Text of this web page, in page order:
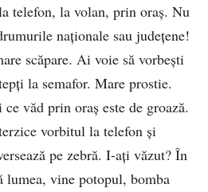
telefon, la volan, prin oraş. Nu
naţionale sau judeţene!
scăpare. Ai voie să vorbeşti
la semafor. Mare prostie.
văd prin oraş este de groază.
vorbitul la telefon şi
pe zebră. I-aţi văzut? În
lumea, vine potopul, bomba